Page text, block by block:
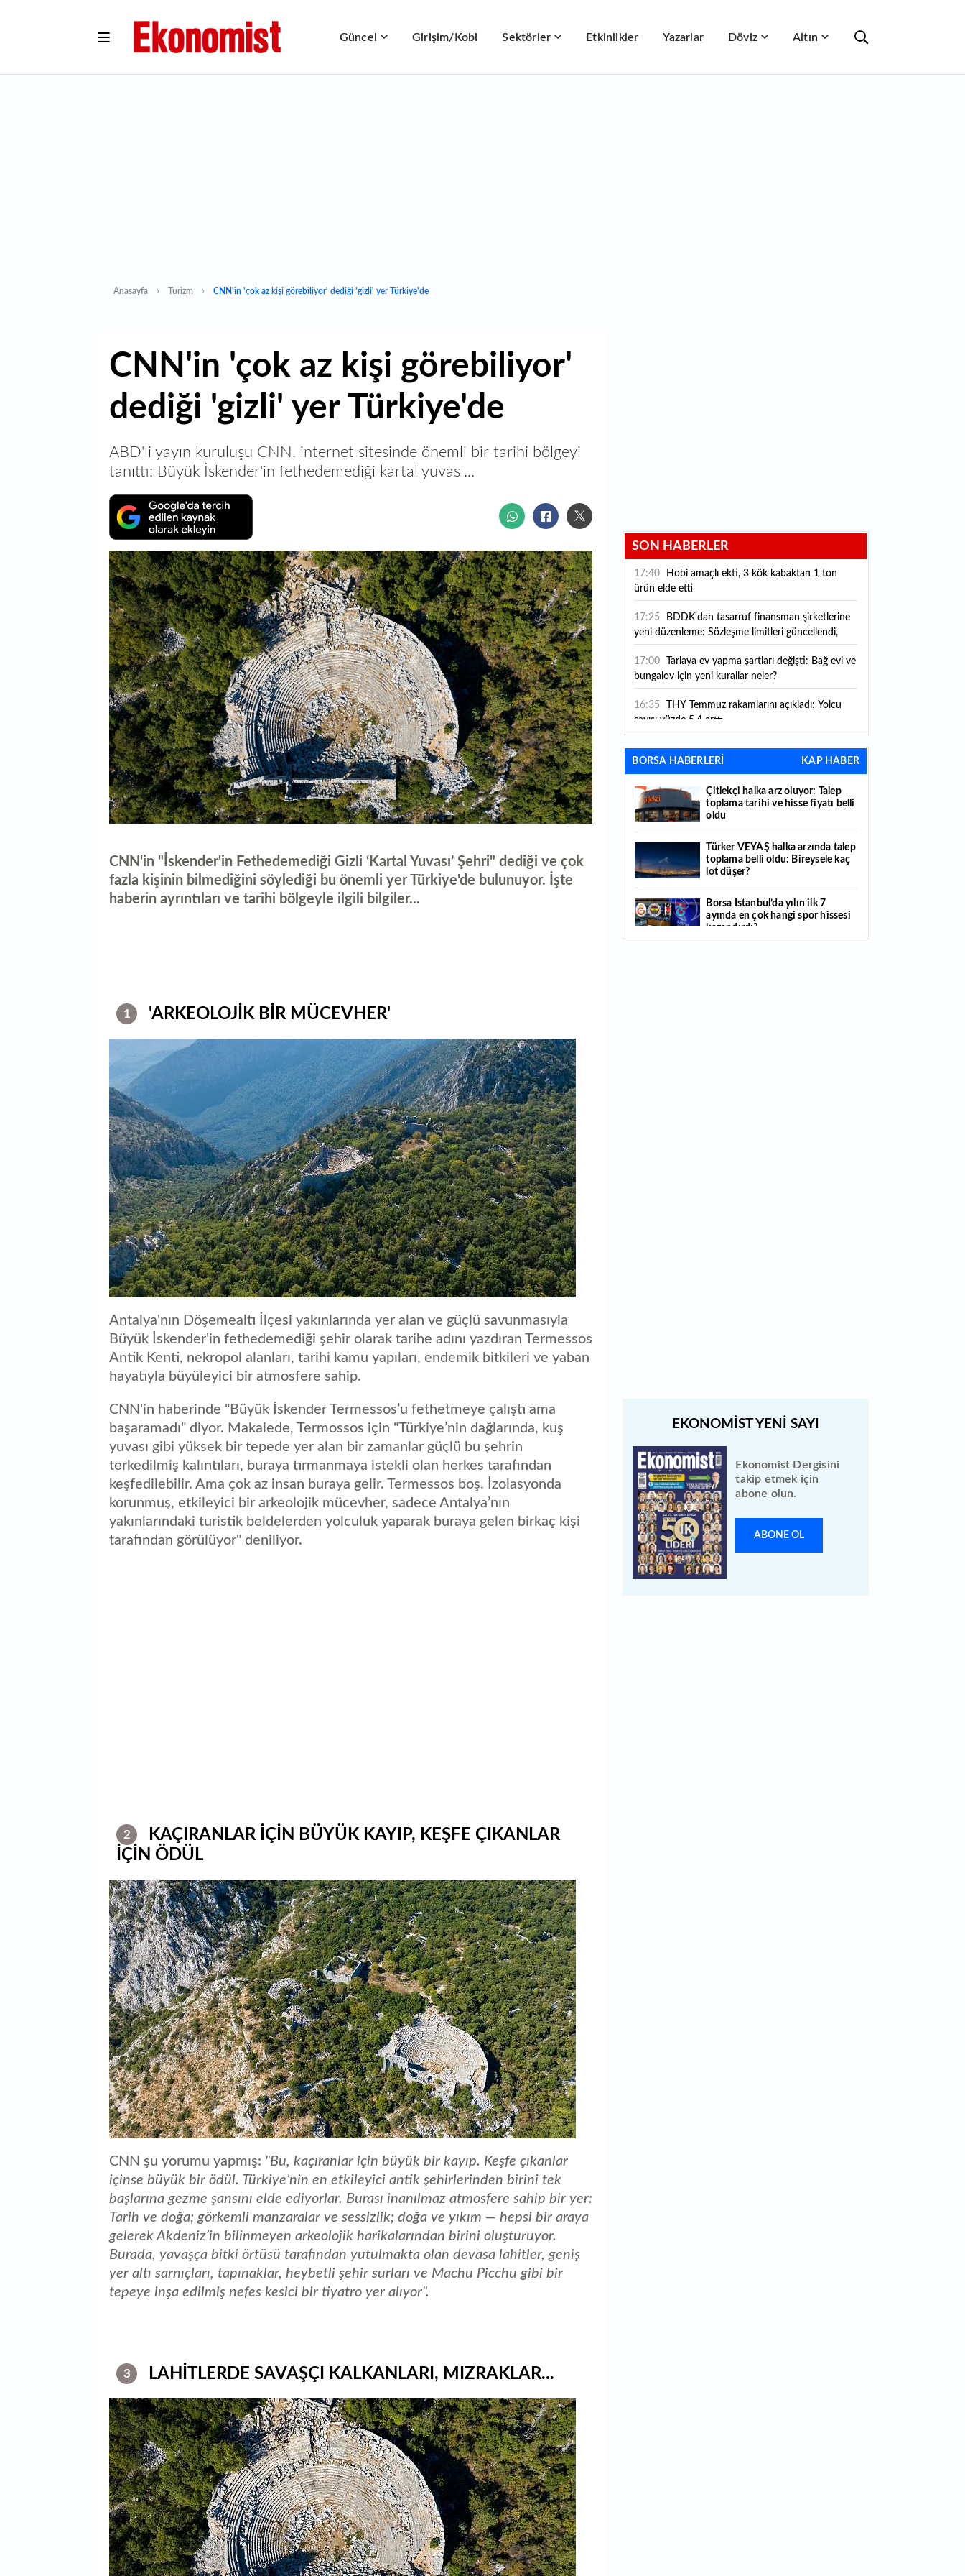
Güncel Girişim/Kobi Sektörler Etkinlikler Yazarlar Döviz Altın
Anasayfa Turizm CNN'in 'çok az kişi görebiliyor' dediği 'gizli' yer Türkiye'de
CNN'in 'çok az kişi görebiliyor'
dediği 'gizli' yer Türkiye'de
ABD'li yayın kuruluşu CNN, internet sitesinde önemli bir tarihi bölgeyi
tanıttı: Büyük İskender'in fethedemediği kartal yuvası...
CNN'in "İskender'in Fethedemediği Gizli ‘Kartal Yuvası’ Şehri" dediği ve çok
fazla kişinin bilmediğini söylediği bu önemli yer Türkiye'de bulunuyor. İşte
haberin ayrıntıları ve tarihi bölgeyle ilgili bilgiler...
1 'ARKEOLOJİK BİR MÜCEVHER'
Antalya'nın Döşemealtı İlçesi yakınlarında yer alan ve güçlü savunmasıyla
Büyük İskender'in fethedemediği şehir olarak tarihe adını yazdıran Termessos
Antik Kenti, nekropol alanları, tarihi kamu yapıları, endemik bitkileri ve yaban
hayatıyla büyüleyici bir atmosfere sahip.
CNN'in haberinde "Büyük İskender Termessos’u fethetmeye çalıştı ama
başaramadı" diyor. Makalede, Termossos için "Türkiye’nin dağlarında, kuş
yuvası gibi yüksek bir tepede yer alan bir zamanlar güçlü bu şehrin
terkedilmiş kalıntıları, buraya tırmanmaya istekli olan herkes tarafından
keşfedilebilir. Ama çok az insan buraya gelir. Termessos boş. İzolasyonda
korunmuş, etkileyici bir arkeolojik mücevher, sadece Antalya’nın
yakınlarındaki turistik beldelerden yolculuk yaparak buraya gelen birkaç kişi
tarafından görülüyor" deniliyor.
2
KAÇIRANLAR İÇİN BÜYÜK KAYIP, KEŞFE ÇIKANLAR
İÇİN ÖDÜL
CNN şu yorumu yapmış: "Bu, kaçıranlar için büyük bir kayıp. Keşfe çıkanlar
içinse büyük bir ödül. Türkiye’nin en etkileyici antik şehirlerinden birini tek
başlarına gezme şansını elde ediyorlar. Burası inanılmaz atmosfere sahip bir yer:
Tarih ve doğa; görkemli manzaralar ve sessizlik; doğa ve yıkım — hepsi bir araya
gelerek Akdeniz’in bilinmeyen arkeolojik harikalarından birini oluşturuyor.
Burada, yavaşça bitki örtüsü tarafından yutulmakta olan devasa lahitler, geniş
yer altı sarnıçları, tapınaklar, heybetli şehir surları ve Machu Picchu gibi bir
tepeye inşa edilmiş nefes kesici bir tiyatro yer alıyor".
3 LAHİTLERDE SAVAŞÇI KALKANLARI, MIZRAKLAR...
SON HABERLER
17:40
ürün elde etti
17:25
yeni düzenleme: Sözleşme limitleri güncellendi,
yeni kurallar yürürlüğe girdi
17:00
bungalov için yeni kurallar neler?
16:35
sayısı yüzde 5,4 arttı
16:27 Piyasaların beklediği veri geldi: ABD tarım
dışı istihdam rakamları açıklandı
16:24 Çitlekçi halka arz oluyor: Talep toplama
tarihi ve hisse fiyatı belli oldu
yapmak istediğini savundu
16:04 Boğaz’ın kıtaları birleştiren ruhu Memorial
16:01 Hafta sonu hava nasıl olacak?
BORSA HABERLERİ KAP HABER
Çitlekçi halka arz oluyor: Talep
toplama tarihi ve hisse fiyatı belli
oldu
Türker VEYAŞ halka arzında talep
toplama belli oldu: Bireysele kaç
lot düşer?
Borsa İstanbul’da yılın ilk 7
ayında en çok hangi spor hissesi
kazandırdı?
Ekonomist Dergisini
takip etmek için
abone olun.
ABONE OL